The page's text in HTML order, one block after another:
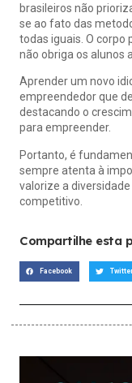
brasileiros não
se ao fato das
todas iguais. O corpo
não obriga os alunos
Aprender um novo
empreendedor que
destacando o
para empreender.
Portanto, é
sempre atenta à
valorize a
competitivo.
Compartilhe esta
Facebook Twitter